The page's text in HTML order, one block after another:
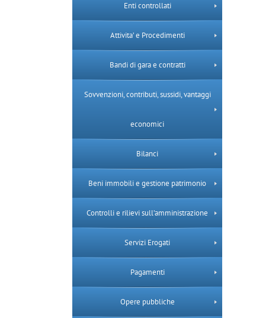
Enti controllati
Attivita’ e Procedimenti
Bandi di gara e contratti
Sovvenzioni, contributi, sussidi, vantaggi
economici
Bilanci
Beni immobili e gestione patrimonio
Controlli e rilievi sull’amministrazione
Servizi Erogati
Pagamenti
Opere pubbliche